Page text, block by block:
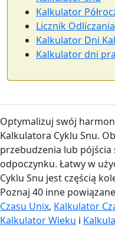
Kalkulator
Licznik Odliczania
Kalkulator Dni
Kalkulator dni
Optymalizuj swój
Kalkulatora Cyklu Snu.
przebudzenia lub pójścia
odpoczynku. Łatwy w
Cyklu Snu jest częścią
Poznaj 40 inne
Czasu Unix, Kalkulator
Kalkulator Wieku i